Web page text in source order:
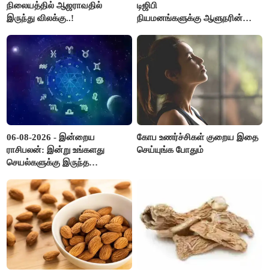
நிலையத்தில் ஆஜராவதில்
இருந்து விலக்கு..!
டிஜிபி
நியமனங்களுக்கு ஆளுநரின்
தமிழ்நாடு அரசு அதிரடி..!
06-08-2026 - இன்றைய
ராசிபலன்: இன்று உங்களது
செயல்களுக்கு இருந்த
எதிர்பார்த்த உதவிகள் கிடைக்கும்.
பணவரத்து கூடும்..!
கோப உணர்ச்சிகள் குறைய இதை
செய்யுங்க போதும்